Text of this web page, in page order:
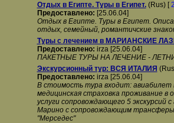
Отдых в Египте. Туры в Египет.(Rus) [
Предоставлено: [25.06.04]
Отдых в Египте. Туры в Египет.
отдых, семейный, романтичские
Туры с лечением в МАРИАНСКИЕ
Предоставлено: irza [25.06.04]
ПАКЕТНЫЕ ТУРЫ НА ЛЕЧЕНИЕ -
Экскурсионный тур: ВСЯ ИТАЛИЯ
Предоставлено: irza [25.06.04]
В стоимость тура входит: авиабилет
медицинская страховка проживание
услуги сопровождающего 5 экскурсий
Марино с сопровождающим
"Мерседес"